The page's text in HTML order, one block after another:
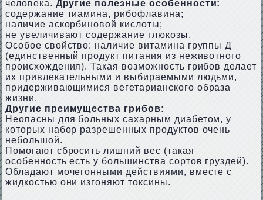
человека. Другие полезные особенности:
содержание тиамина, рибофлавина;
наличие аскорбиновой кислоты;
не увеличивают содержание глюкозы.
Особое свойство: наличие витамина группы Д
(единственный продукт питания из неживотного
происхождения). Такая возможность грибов делает
их привлекательными и выбираемыми людьми,
придерживающимися вегетарианского образа
жизни.
Другие преимущества грибов:
Неопасны для больных сахарным диабетом, у
которых набор разрешенных продуктов очень
небольшой.
Помогают сбросить лишний вес (такая
особенность есть у большинства сортов груздей).
Обладают мочегонными действиями, вместе с
жидкостью они изгоняют токсины.